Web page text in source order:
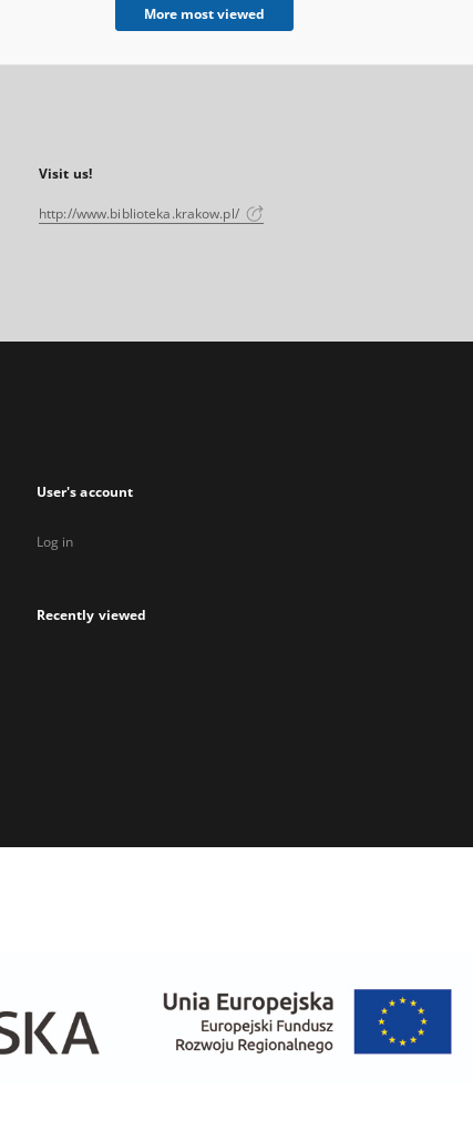
More most viewed
Visit us!
http://www.biblioteka.krakow.pl/
User's account
Log in
Recently viewed